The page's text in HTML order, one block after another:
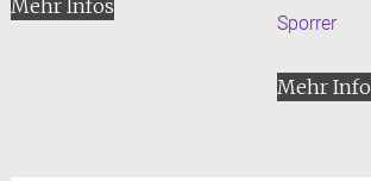
Mehr Infos
Sporrer
Mehr